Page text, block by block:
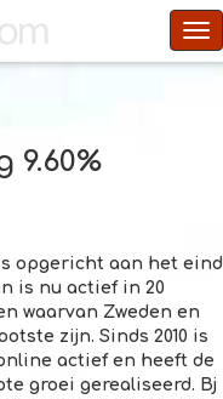
9.60%
opgericht aan het eind
is nu actief in 20
waarvan Zweden en
zijn. Sinds 2010 is
actief en heeft de
groei gerealiseerd. Bj